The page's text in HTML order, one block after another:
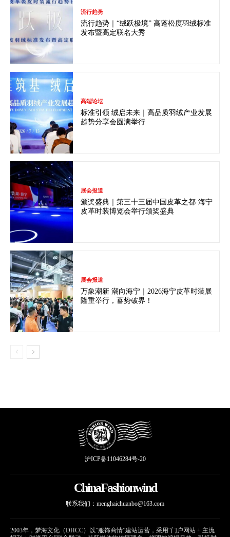
流行趋势
流行趋势｜“绒跃极境” 高蓬松度羽绒标准
发布暨高定联名大秀
高端论坛
标准引领 绒启未来｜高品质羽绒产业发展
趋势分享会圆满举行
展会报道
颁奖盛典｜第三十三届中国皮革之都·海宁
皮革时装博览会举行颁奖盛典
展会报道
万象潮新 潮向海宁｜2026海宁皮革时装展
隆重举行，蓄势破界！
沪ICP备11046284号-20
ChinaFashionwind
联系我们： menghaichuanbo@163.com
2003年，梦海文化（DHCC）以”服饰商情”建站运营，采用“门户网站 + 主流